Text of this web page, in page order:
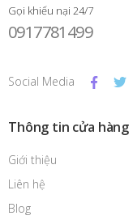
Gọi khiếu nại 24/7
0917781499
Social Media
Thông tin cửa hàng
Giới thiệu
Liên hệ
Blog